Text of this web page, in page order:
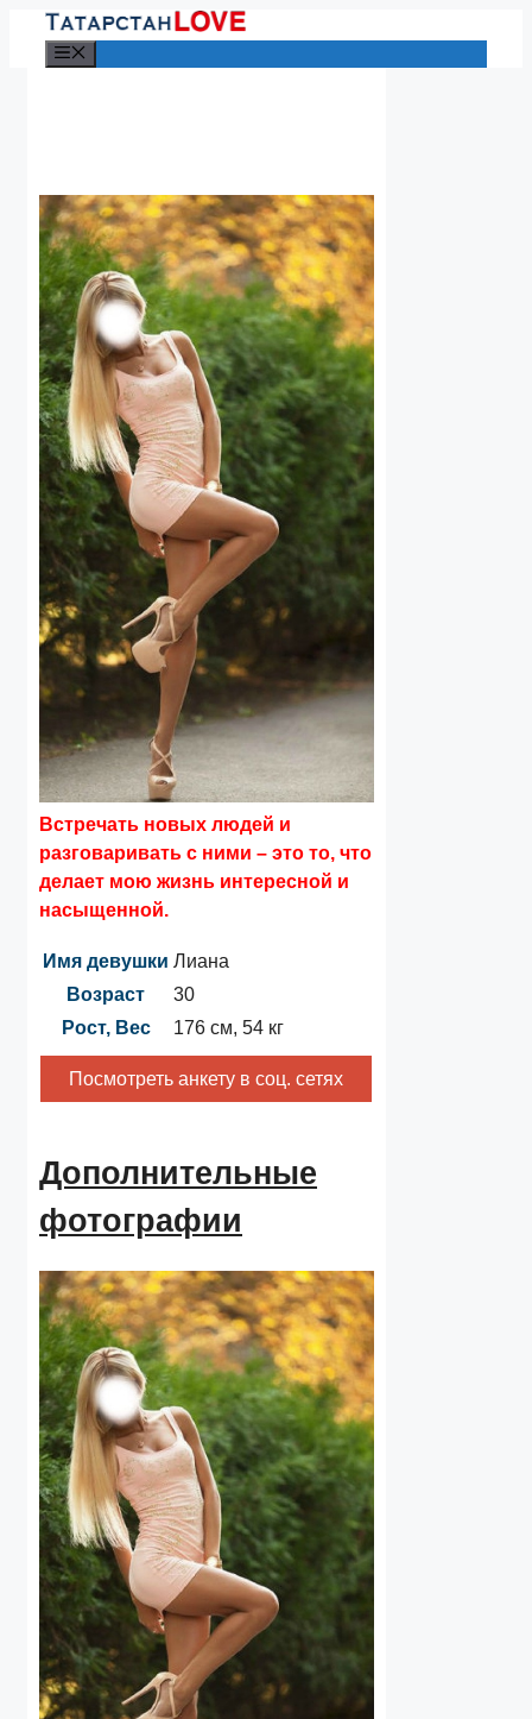
Перейти
Встречать новых людей и
разговаривать с ними – это то, что
делает мою жизнь интересной и
насыщенной.
Имя девушки Лиана
Возраст
30
Рост, Вес
176 см, 54 кг
Посмотреть анкету в соц. сетях
Дополнительные
фотографии